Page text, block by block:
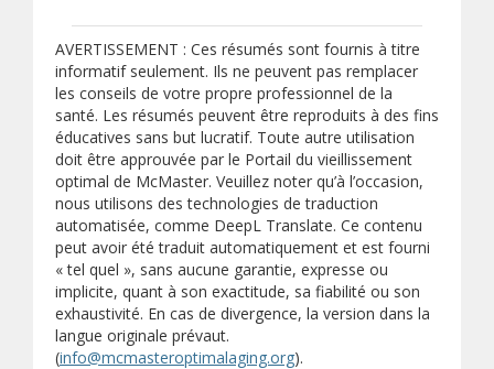
AVERTISSEMENT : Ces résumés sont fournis à titre
informatif seulement. Ils ne peuvent pas remplacer
les conseils de votre propre professionnel de la
santé. Les résumés peuvent être reproduits à des fins
éducatives sans but lucratif. Toute autre utilisation
doit être approuvée par le Portail du vieillissement
optimal de McMaster. Veuillez noter qu’à l’occasion,
nous utilisons des technologies de traduction
automatisée, comme DeepL Translate. Ce contenu
peut avoir été traduit automatiquement et est fourni
« tel quel », sans aucune garantie, expresse ou
implicite, quant à son exactitude, sa fiabilité ou son
exhaustivité. En cas de divergence, la version dans la
langue originale prévaut.
(info@mcmasteroptimalaging.org).